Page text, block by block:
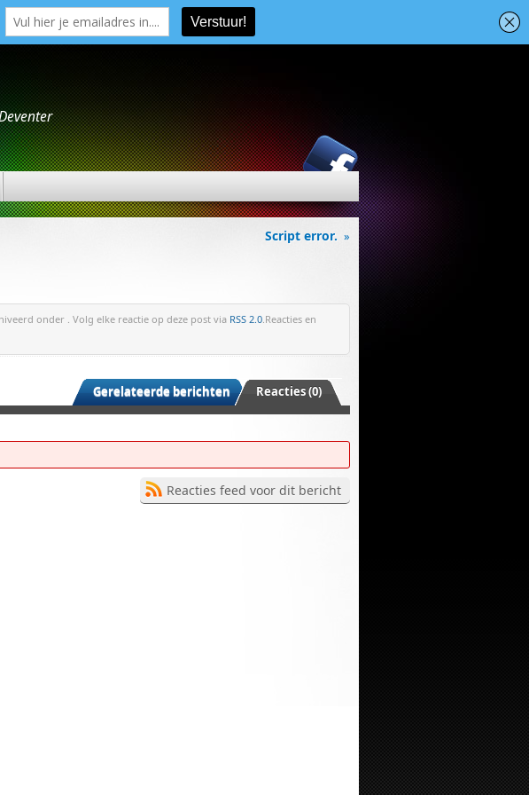
Script error. »
onder . Volg elke reactie op deze post via RSS 2.0.Reacties en
Reacties (0)
Gerelateerde berichten
Reacties feed voor dit bericht